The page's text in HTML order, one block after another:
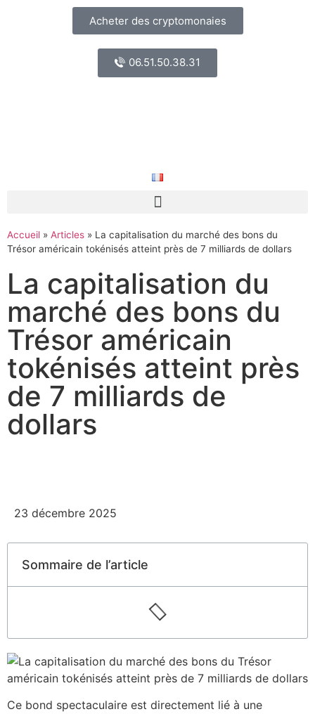
Acheter des cryptomonaies
06.51.50.38.31
Accueil » Articles » La capitalisation du marché des bons du
Trésor américain tokénisés atteint près de 7 milliards de dollars
La capitalisation du
marché des bons du
Trésor américain
tokénisés atteint près
de 7 milliards de
dollars
23 décembre 2025
Sommaire de l’article
Ce bond spectaculaire est directement lié à une